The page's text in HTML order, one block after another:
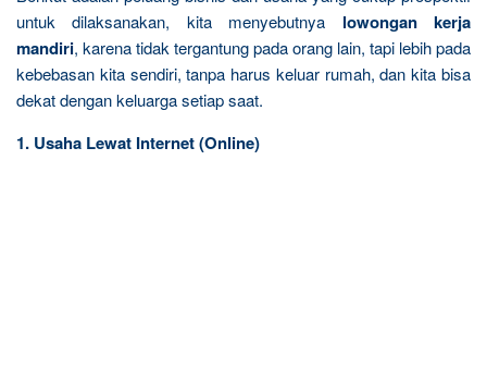
untuk dilaksanakan, kita menyebutnya lowongan kerja
mandiri, karena tidak tergantung pada orang lain, tapi lebih pada
kebebasan kita sendiri, tanpa harus keluar rumah, dan kita bisa
dekat dengan keluarga setiap saat.
1. Usaha Lewat Internet (Online)